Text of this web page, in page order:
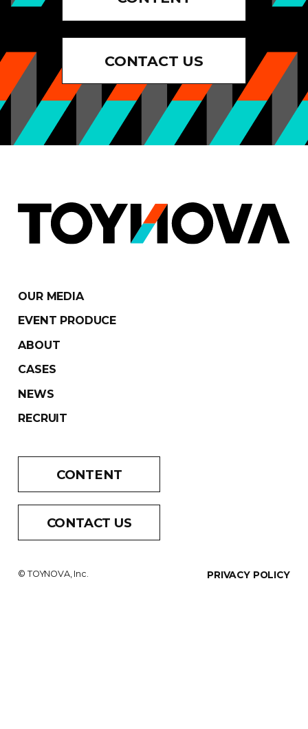
CONTACT US
OUR MEDIA
EVENT PRODUCE
ABOUT
CASES
NEWS
RECRUIT
CONTENT
CONTACT US
© TOYNOVA, Inc. PRIVACY POLICY